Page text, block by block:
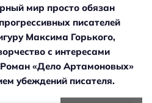
мир просто обязан
писателей
Максима Горького,
с интересами
«Дело Артамоновых»
убеждений писателя.